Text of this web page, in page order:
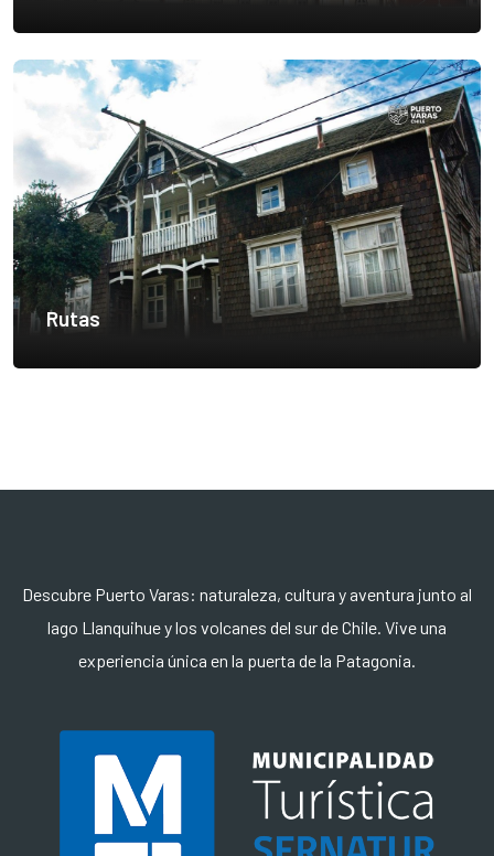
Rutas
Descubre Puerto Varas: naturaleza, cultura y aventura junto al
lago Llanquihue y los volcanes del sur de Chile. Vive una
experiencia única en la puerta de la Patagonia.